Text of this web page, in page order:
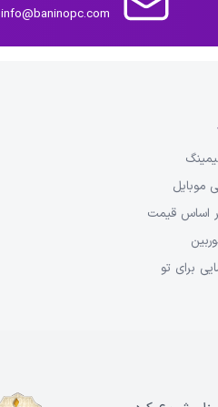
info@baninopc.com
موبایل
اساس قیمت
برای تو